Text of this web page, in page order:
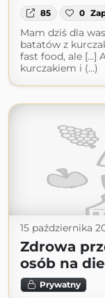
85 0
Mam dziś dla
batatów z
fast food, ale […]
kurczakiem i (...)
15 października
Zdrowa
osób na
Prywatny